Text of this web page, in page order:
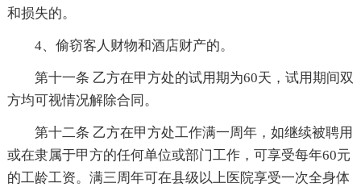
和损失的。
4、偷窃客人财物和酒店财产的。
第十一条 乙方在甲方处的试用期为60天，试用期间双
方均可视情况解除合同。
第十二条 乙方在甲方处工作满一周年，如继续被聘用
或在隶属于甲方的任何单位或部门工作，可享受每年60元
的工龄工资。满三周年可在县级以上医院享受一次全身体